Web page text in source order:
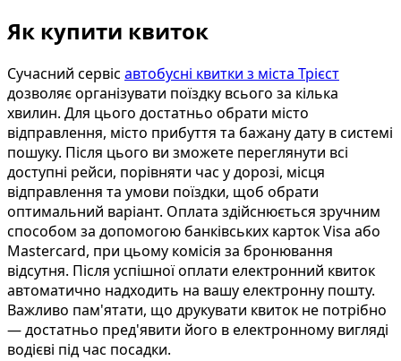
Як купити квиток
Сучасний сервіс автобусні квитки з міста Трієст
дозволяє організувати поїздку всього за кілька
хвилин. Для цього достатньо обрати місто
відправлення, місто прибуття та бажану дату в системі
пошуку. Після цього ви зможете переглянути всі
доступні рейси, порівняти час у дорозі, місця
відправлення та умови поїздки, щоб обрати
оптимальний варіант. Оплата здійснюється зручним
способом за допомогою банківських карток Visa або
Mastercard, при цьому комісія за бронювання
відсутня. Після успішної оплати електронний квиток
автоматично надходить на вашу електронну пошту.
Важливо пам'ятати, що друкувати квиток не потрібно
— достатньо пред'явити його в електронному вигляді
водієві під час посадки.